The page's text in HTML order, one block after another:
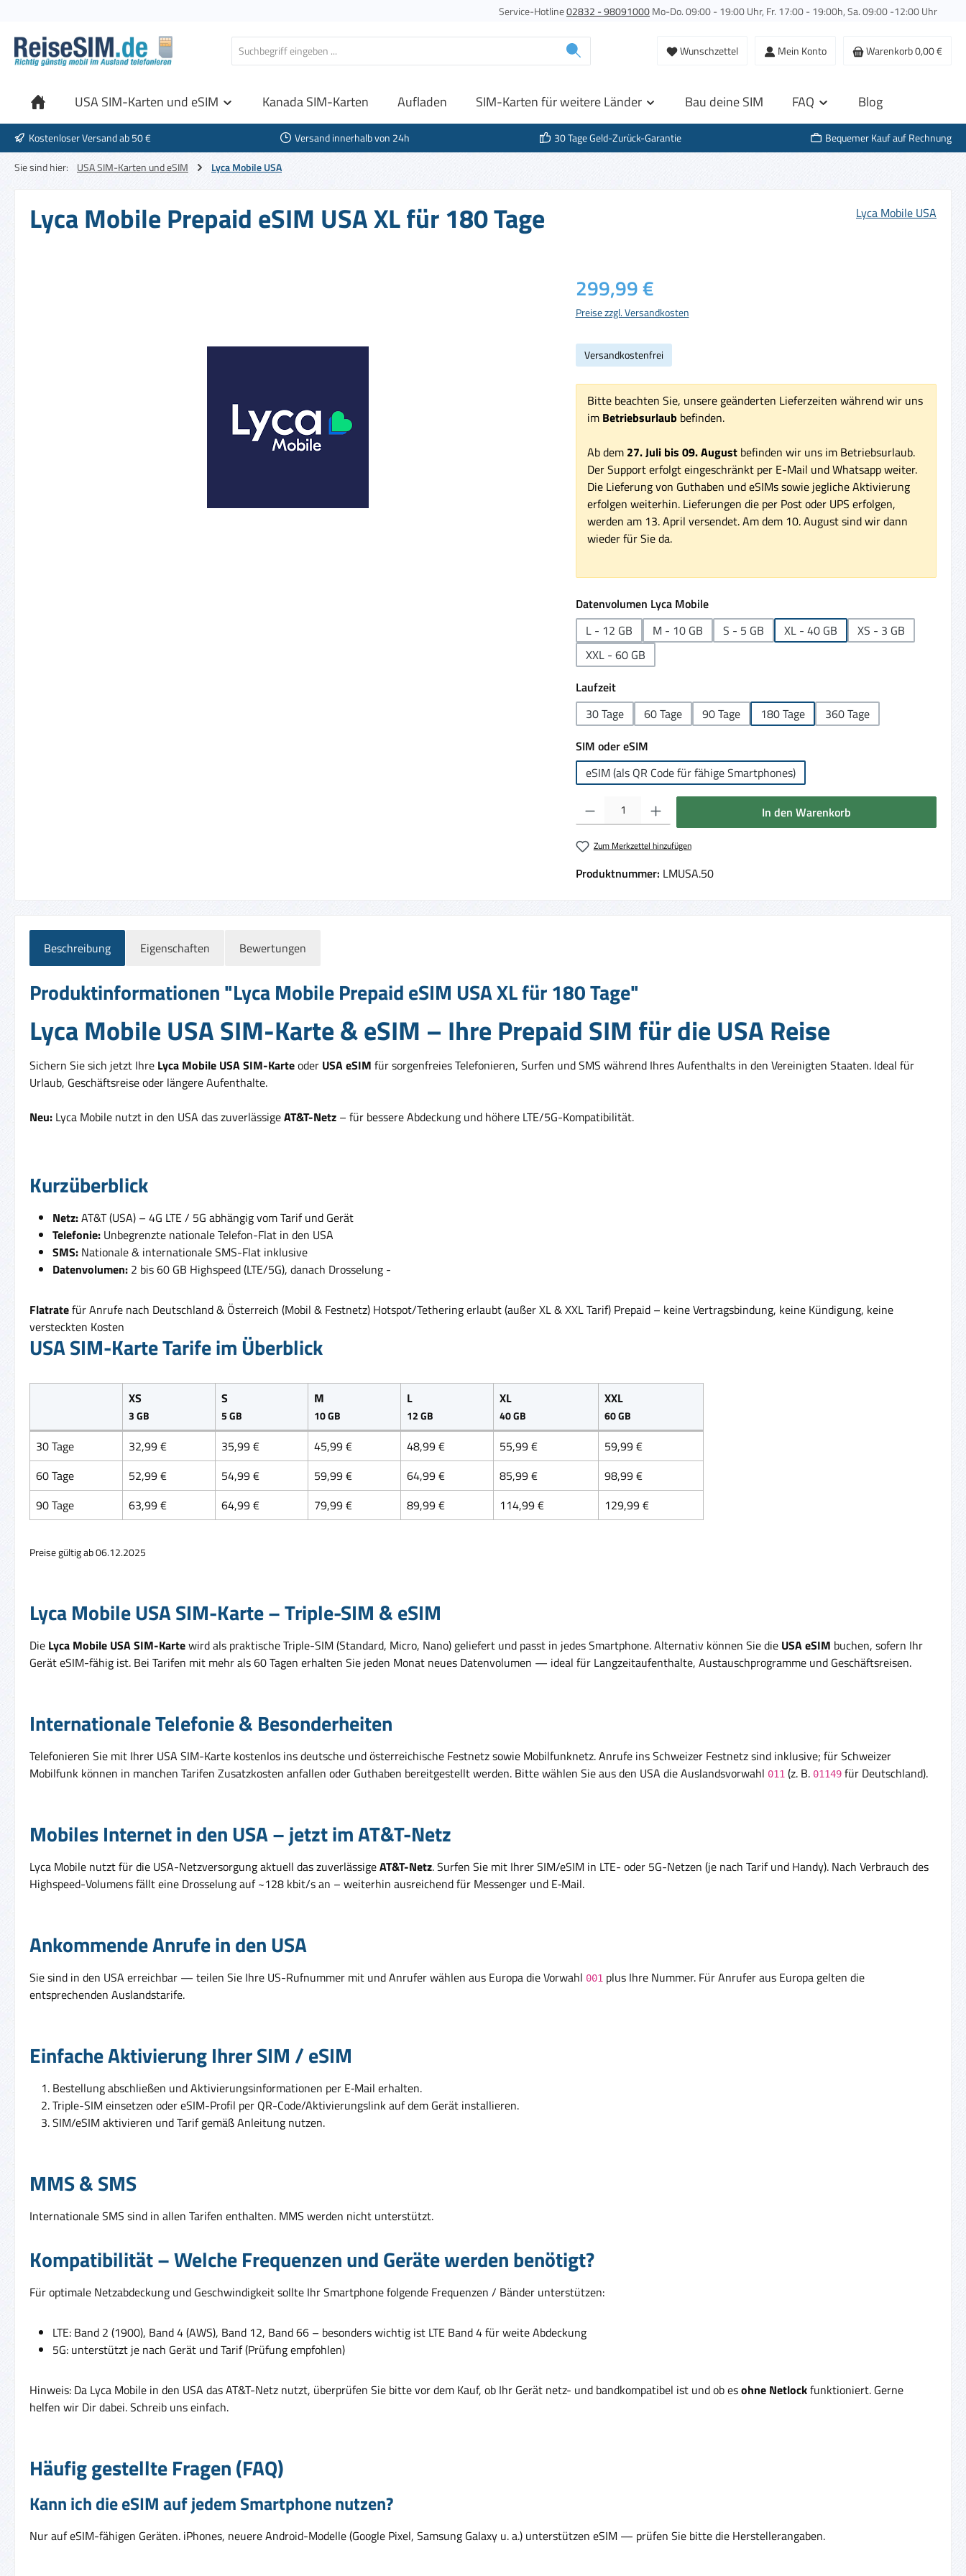
Service-Hotline02832 - 98091000Mo-Do. 09:00 - 19:00 Uhr, Fr. 17:00 - 19:00h, Sa. 09:00 -12:00 Uhr
Wunschzettel Mein Konto Warenkorb0,00 €
USA SIM-Karten und eSIM Kanada SIM-Karten Aufladen SIM-Karten für weitere Länder Bau deine SIM FAQ Blog
Kostenloser Versand ab 50 € Versand innerhalb von 24h 30 Tage Geld-Zurück-Garantie
Bequemer Kauf auf Rechnung
Sie sind hier:
USA SIM-Karten und eSIM Lyca Mobile USA
Lyca Mobile Prepaid eSIM USA XL für 180 Tage Lyca Mobile USA
Regulärer Preis:
299,99 €
Preise zzgl. Versandkosten
Versandkostenfrei
Bitte beachten Sie, unsere geänderten Lieferzeiten während wir uns
im Betriebsurlaub befinden.
Ab dem 27. Juli bis 09. Augustbefinden wir uns im Betriebsurlaub.
Der Support erfolgt eingeschränkt per E-Mail und Whatsapp weiter.
Die Lieferung von Guthaben und eSIMs sowie jegliche Aktivierung
erfolgen weiterhin. Lieferungen die per Post oder UPS erfolgen,
werden am 13. April versendet. Am dem 10. August sind wir dann
wieder für Sie da.
Datenvolumen Lyca Mobileauswählen
L - 12 GB
M - 10 GB S - 5 GB XL - 40 GB
XS - 3 GB
XXL - 60 GB
Laufzeitauswählen
30 Tage
60 Tage 90 Tage 180 Tage
360 Tage
SIM oder eSIMauswählen
eSIM (als QR Code für fähige Smartphones)
Produkt Anzahl: Gib den gewünschten Wert ein oder benutze die Schaltflächen um die
In den Warenkorb
Zum Merkzettel hinzufügen
Produktnummer: LMUSA.50
Beschreibung Eigenschaften Bewertungen
Produktinformationen "Lyca Mobile Prepaid eSIM USA XL für 180 Tage"
Lyca Mobile USA SIM-Karte & eSIM – Ihre Prepaid SIM für die USA Reise
Sichern Sie sich jetzt Ihre Lyca Mobile USA SIM-Karteoder USA eSIM für sorgenfreies Telefonieren, Surfen und SMS während Ihres Aufenthalts in den Vereinigten Staaten. Ideal für
Urlaub, Geschäftsreise oder längere Aufenthalte.
Neu: Lyca Mobile nutzt in den USA das zuverlässigeAT&T-Netz – für bessere Abdeckung und höhere LTE/5G-Kompatibilität.
Kurzüberblick
Netz:AT&T (USA) – 4G LTE / 5G abhängig vom Tarif und Gerät
Telefonie: Unbegrenzte nationale Telefon-Flat in den USA
SMS: Nationale & internationale SMS-Flat inklusive
Datenvolumen: 2 bis 60 GB Highspeed (LTE/5G), danach Drosselung -
Flatratefür Anrufe nach Deutschland & Österreich (Mobil & Festnetz) Hotspot/Tethering erlaubt (außer XL & XXL Tarif) Prepaid – keine Vertragsbindung, keine Kündigung, keine
versteckten Kosten
USA SIM-Karte Tarife im Überblick
XS
3 GB
S
5 GB
M
10 GB
L
12 GB
XL
40 GB
XXL
60 GB
30 Tage 32,99 € 35,99 € 45,99 € 48,99 € 55,99 €
59,99 €
60 Tage
52,99 € 54,99 € 59,99 € 64,99 € 85,99 €
98,99 €
90 Tage
63,99 € 64,99 € 79,99 € 89,99 € 114,99 € 129,99 €
Preise gültig ab 06.12.2025
Lyca Mobile USA SIM-Karte – Triple-SIM & eSIM
Die Lyca Mobile USA SIM-Kartewird als praktische Triple-SIM (Standard, Micro, Nano) geliefert und passt in jedes Smartphone. Alternativ können Sie die USA eSIM buchen, sofern Ihr
Gerät eSIM-fähig ist. Bei Tarifen mit mehr als 60 Tagen erhalten Sie jeden Monat neues Datenvolumen — ideal für Langzeitaufenthalte, Austauschprogramme und Geschäftsreisen.
Internationale Telefonie & Besonderheiten
Telefonieren Sie mit Ihrer USA SIM-Karte kostenlos ins deutsche und österreichische Festnetz sowie Mobilfunknetz. Anrufe ins Schweizer Festnetz sind inklusive; für Schweizer
Mobilfunk können in manchen Tarifen Zusatzkosten anfallen oder Guthaben bereitgestellt werden. Bitte wählen Sie aus den USA die Auslandsvorwahl 011 (z. B. 01149 für Deutschland).
Mobiles Internet in den USA – jetzt im AT&T-Netz
Lyca Mobile nutzt für die USA-Netzversorgung aktuell das zuverlässigeAT&T-Netz. Surfen Sie mit Ihrer SIM/eSIM in LTE- oder 5G-Netzen (je nach Tarif und Handy). Nach Verbrauch des
Highspeed-Volumens fällt eine Drosselung auf ~128 kbit/s an – weiterhin ausreichend für Messenger und E‑Mail.
Ankommende Anrufe in den USA
Sie sind in den USA erreichbar — teilen Sie Ihre US-Rufnummer mit und Anrufer wählen aus Europa die Vorwahl 001 plus Ihre Nummer. Für Anrufer aus Europa gelten die
entsprechenden Auslandstarife.
Einfache Aktivierung Ihrer SIM / eSIM
Bestellung abschließen und Aktivierungsinformationen per E‑Mail erhalten.
Triple-SIM einsetzen oder eSIM-Profil per QR-Code/Aktivierungslink auf dem Gerät installieren.
SIM/eSIM aktivieren und Tarif gemäß Anleitung nutzen.
MMS & SMS
Internationale SMS sind in allen Tarifen enthalten. MMS werden nicht unterstützt.
Kompatibilität – Welche Frequenzen und Geräte werden benötigt?
Für optimale Netzabdeckung und Geschwindigkeit sollte Ihr Smartphone folgende Frequenzen / Bänder unterstützen:
LTE: Band 2 (1900), Band 4 (AWS), Band 12, Band 66 – besonders wichtig ist LTE Band 4 für weite Abdeckung
5G: unterstützt je nach Gerät und Tarif (Prüfung empfohlen)
Hinweis: Da Lyca Mobile in den USA das AT&T-Netz nutzt, überprüfen Sie bitte vor dem Kauf, ob Ihr Gerät netz- und bandkompatibel ist und ob esohne Netlockfunktioniert. Gerne
helfen wir Dir dabei. Schreib uns einfach.
Häufig gestellte Fragen (FAQ)
Kann ich die eSIM auf jedem Smartphone nutzen?
Nur auf eSIM-fähigen Geräten. iPhones, neuere Android-Modelle (Google Pixel, Samsung Galaxy u. a.) unterstützen eSIM — prüfen Sie bitte die Herstellerangaben.